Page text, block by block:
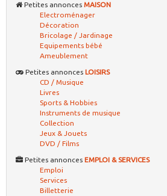
Petites annonces MAISON
Electroménager
Décoration
Bricolage / Jardinage
Equipements bébé
Ameublement
Petites annonces LOISIRS
CD / Musique
Livres
Sports & Hobbies
Instruments de musique
Collection
Jeux & Jouets
DVD / Films
Petites annonces EMPLOI & SERVICES
Emploi
Services
Billetterie